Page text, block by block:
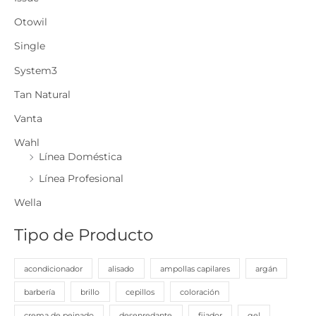
Otowil
Single
System3
Tan Natural
Vanta
Wahl
Línea Doméstica
Línea Profesional
Wella
Tipo de Producto
acondicionador alisado ampollas capilares argán
barbería brillo cepillos coloración